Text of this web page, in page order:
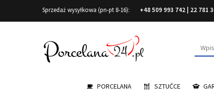
Sprzedaż wysyłkowa (pn-pt 8-16): +48 509 993 742 22 781
PORCELANA SZTUĆCE